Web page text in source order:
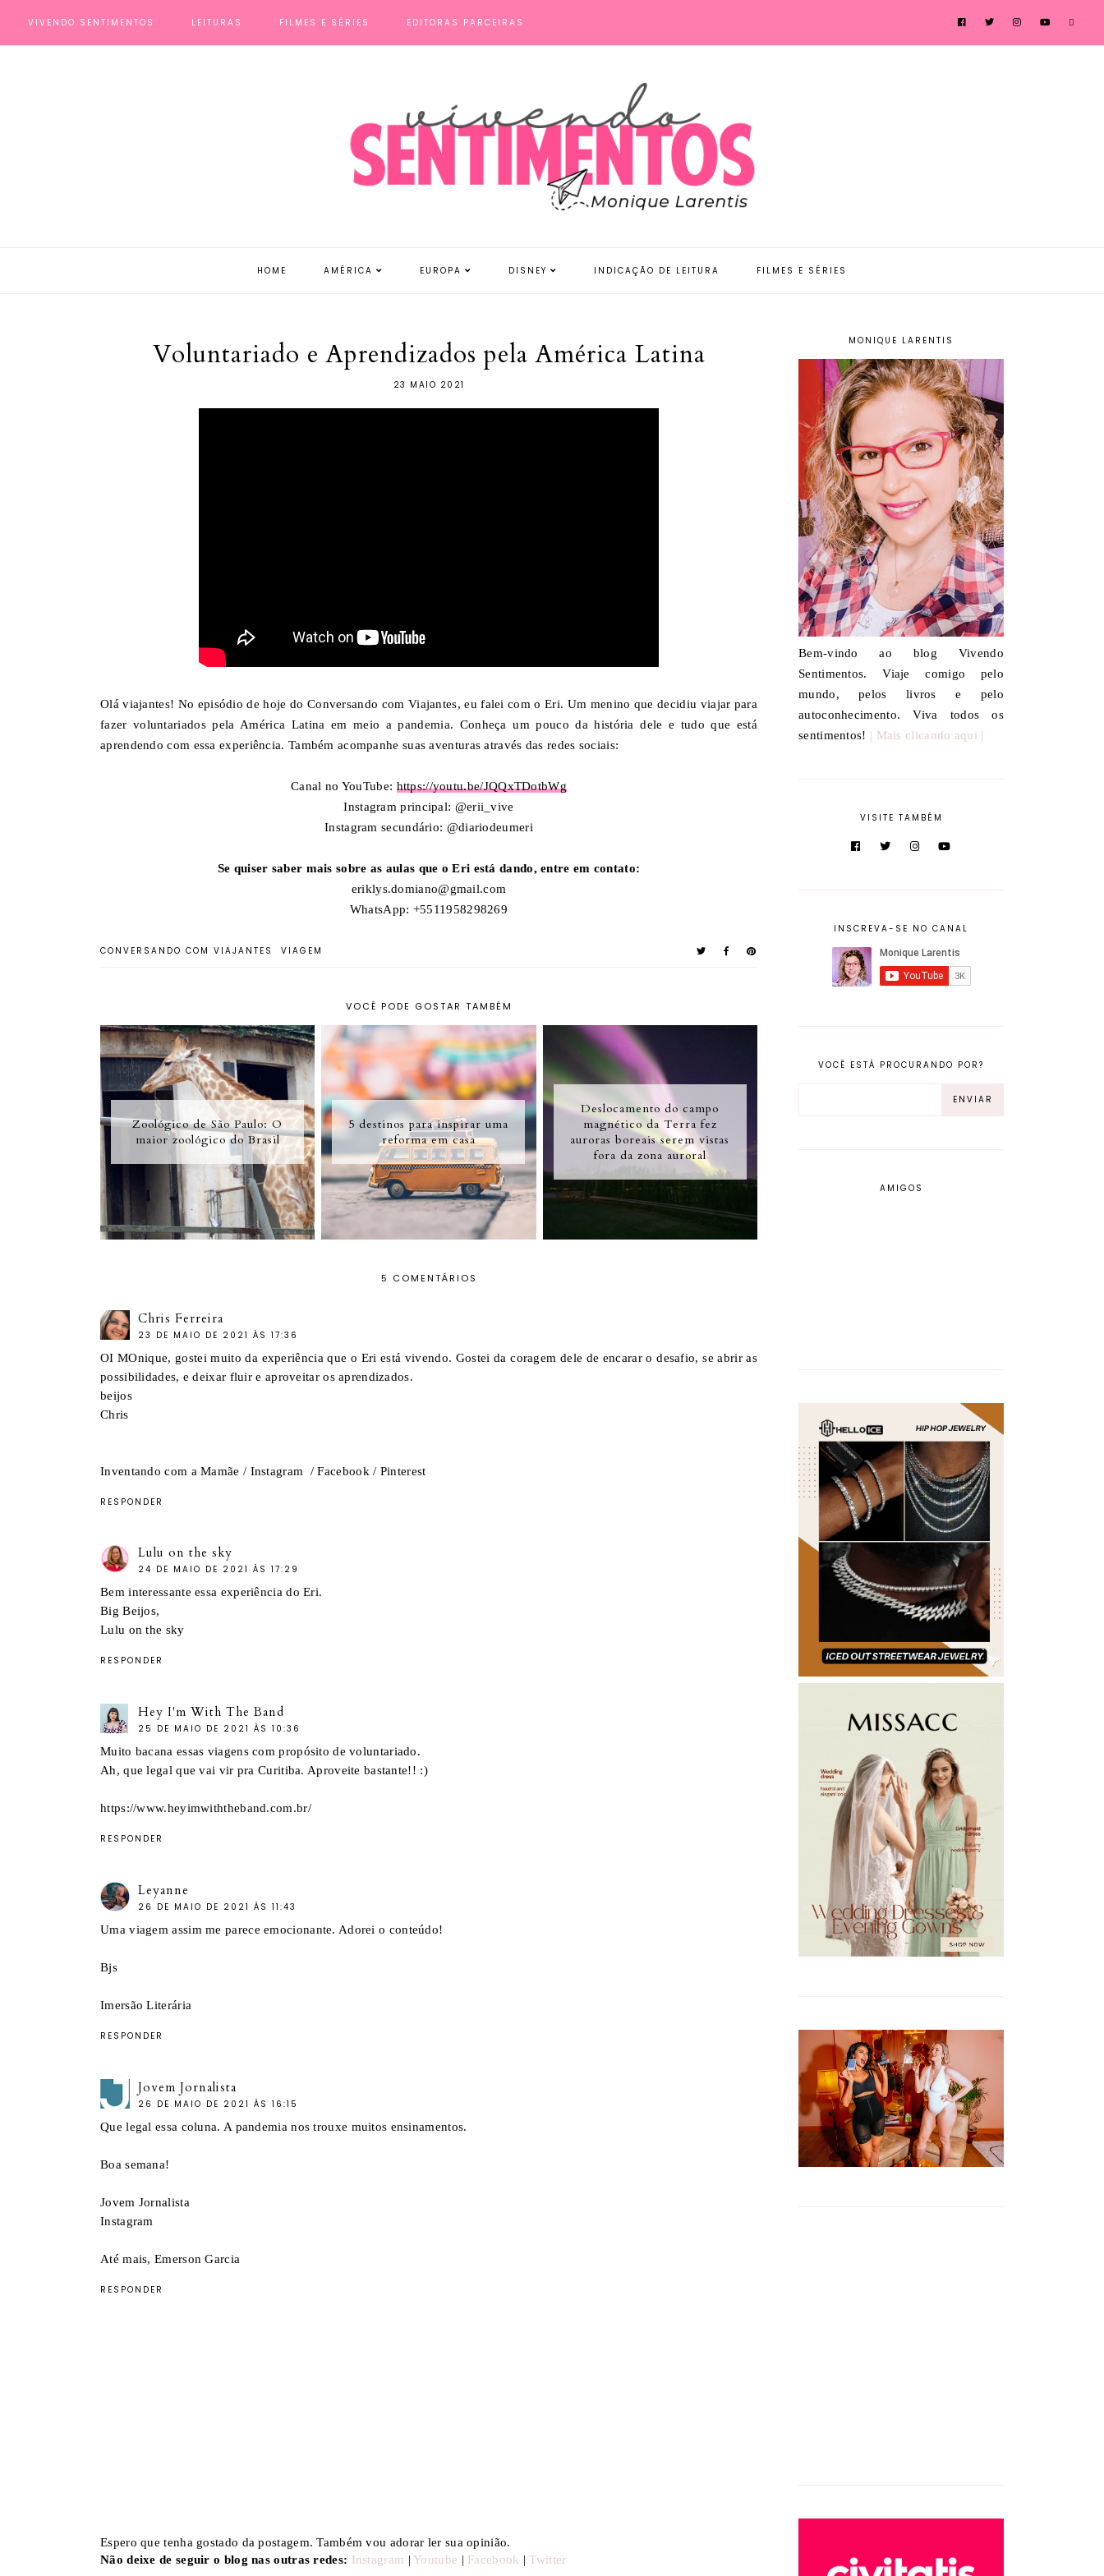
VIVENDO SENTIMENTOS LEITURAS FILMES E SÉRIES EDITORAS PARCEIRAS
HOME AMÉRICA EUROPA DISNEY INDICAÇÃO DE LEITURA FILMES E SÉRIES
Voluntariado e Aprendizados pela América Latina
23 MAIO 2021
Olá viajantes! No episódio de hoje do Conversando com Viajantes, eu falei com o Eri. Um menino que decidiu viajar para
fazer voluntariados pela América Latina em meio a pandemia. Conheça um pouco da história dele e tudo que está
aprendendo com essa experiência. Também acompanhe suas aventuras através das redes sociais:
Canal no YouTube: https://youtu.be/JQQxTDotbWg
Instagram principal: @erii_vive
Instagram secundário: @diariodeumeri
Se quiser saber mais sobre as aulas que o Eri está dando, entre em contato:
eriklys.domiano@gmail.com
WhatsApp: +5511958298269
CONVERSANDO COM VIAJANTES VIAGEM
VOCÊ PODE GOSTAR TAMBÉM
Zoológico de São Paulo: O
maior zoológico do Brasil
5 destinos para inspirar uma
reforma em casa
Deslocamento do campo
magnético da Terra fez
auroras boreais serem vistas
fora da zona auroral
5 COMENTÁRIOS
Chris Ferreira
23 DE MAIO DE 2021 ÀS 17:36
OI MOnique, gostei muito da experiência que o Eri está vivendo. Gostei da coragem dele de encarar o desafio, se abrir as
possibilidades, e deixar fluir e aproveitar os aprendizados.
beijos
Chris
Inventando com a Mamãe / Instagram /Facebook / Pinterest
RESPONDER
Lulu on the sky
24 DE MAIO DE 2021 ÀS 17:29
Bem interessante essa experiência do Eri.
Big Beijos,
Lulu on the sky
RESPONDER
Hey I'm With The Band
25 DE MAIO DE 2021 ÀS 10:36
Muito bacana essas viagens com propósito de voluntariado.
Ah, que legal que vai vir pra Curitiba. Aproveite bastante!! :)
https://www.heyimwiththeband.com.br/
RESPONDER
Leyanne
26 DE MAIO DE 2021 ÀS 11:43
Uma viagem assim me parece emocionante. Adorei o conteúdo!
Bjs
Imersão Literária
RESPONDER
Jovem Jornalista
26 DE MAIO DE 2021 ÀS 16:15
Que legal essa coluna. A pandemia nos trouxe muitos ensinamentos.
Boa semana!
Jovem Jornalista
Instagram
Até mais, Emerson Garcia
RESPONDER
Espero que tenha gostado da postagem. Também vou adorar ler sua opinião.
Não deixe de seguir o blog nas outras redes: Instagram | Youtube | Facebook |Twitter
MONIQUE LARENTIS
Bem-vindo ao blog Vivendo
Sentimentos. Viaje comigo pelo
mundo, pelos livros e pelo
autoconhecimento. Viva todos os
sentimentos! | Mais clicando aqui |
VISITE TAMBÉM
INSCREVA-SE NO CANAL
VOCÊ ESTÁ PROCURANDO POR?
AMIGOS